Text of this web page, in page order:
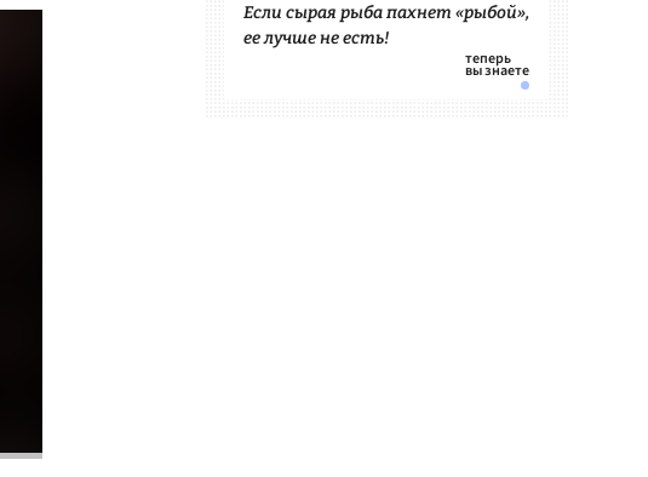
Если сырая рыба пахнет «рыбой»,
ее лучше не есть!